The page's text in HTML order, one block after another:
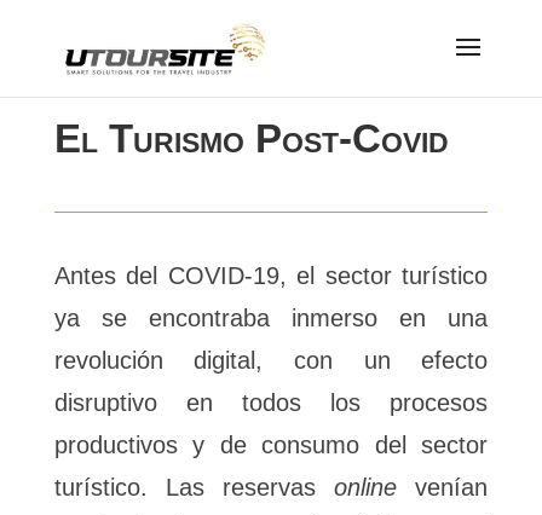
Turismo Post-Covid
El Turismo Post-Covid
Antes del COVID-19, el sector turístico
ya se encontraba inmerso en una
revolución digital, con un efecto
disruptivo en todos los procesos
productivos y de consumo del sector
turístico. Las reservasonline venían